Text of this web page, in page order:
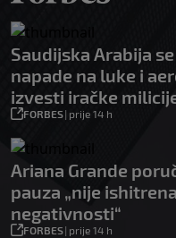
Saudijska Arabija
napade na luke i
izvesti iračke
FORBES| prije 14 h
Ariana Grande
pauza „nije
negativnosti“
FORBES| prije 14 h